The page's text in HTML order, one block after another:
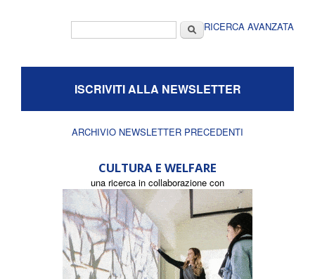
CercaRICERCA AVANZATA
ISCRIVITI ALLA NEWSLETTER
ARCHIVIO NEWSLETTER PRECEDENTI
CULTURA E WELFARE
una ricerca in collaborazione con